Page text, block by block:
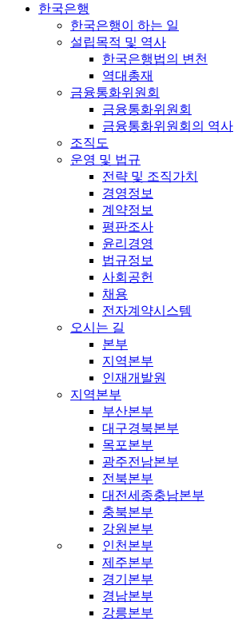
한국은행
한국은행이 하는 일
설립목적 및 역사
한국은행법의 변천
역대총재
금융통화위원회
금융통화위원회
금융통화위원회의 역사
조직도
운영 및 법규
전략 및 조직가치
경영정보
계약정보
평판조사
윤리경영
법규정보
사회공헌
채용
전자계약시스템
오시는 길
본부
지역본부
인재개발원
지역본부
부산본부
대구경북본부
목포본부
광주전남본부
전북본부
대전세종충남본부
충북본부
강원본부
인천본부
제주본부
경기본부
경남본부
강릉본부